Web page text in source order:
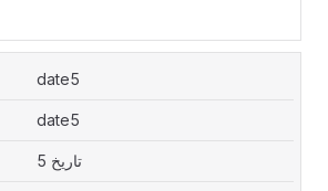
date5
date5
تاريخ 5